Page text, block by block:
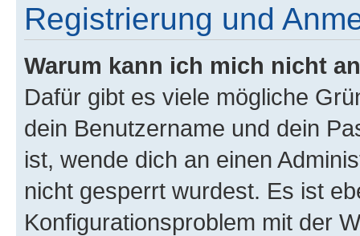
Registrierung und
Warum kann ich mich nicht
Dafür gibt es viele mögliche
dein Benutzername und dein
ist, wende dich an einen
nicht gesperrt wurdest. Es ist
Konfigurationsproblem mit der